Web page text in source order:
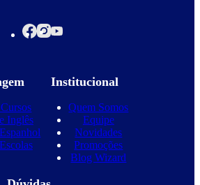
Inglês
Institucional
Quem Somos
Equipe
Novidades
Promoções
Blog Wizard